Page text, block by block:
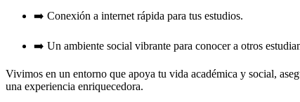
➡️ Conexión a internet rápida para tus estudios.
➡️ Un ambiente social vibrante para conocer a otros
Vivimos en un entorno que apoya tu vida académica y social,
una experiencia enriquecedora.